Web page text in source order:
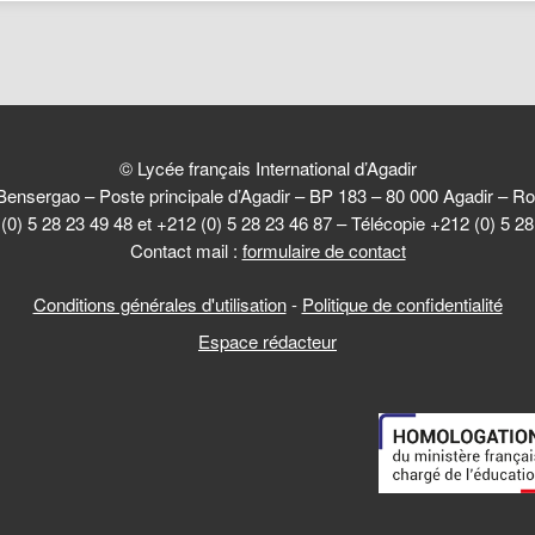
© Lycée français International d’Agadir
– Poste principale d’Agadir – BP 183 – 80 000 Agadir –
5 28 23 49 48 et +212 (0) 5 28 23 46 87 – Télécopie +212 (0) 5
Contact mail : formulaire de contact
Conditions générales d'utilisation- Politique de confidentialité
Espace rédacteur